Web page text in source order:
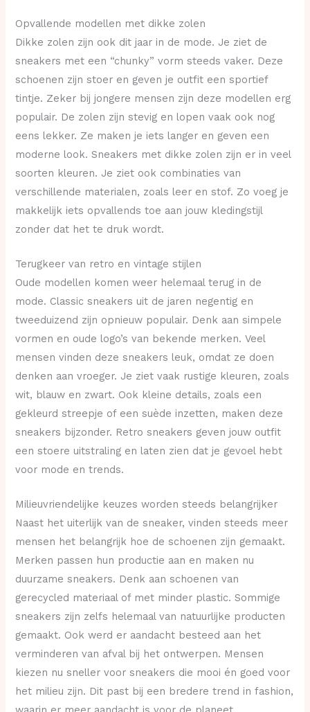
Opvallende modellen met dikke zolen
Dikke zolen zijn ook dit jaar in de mode. Je ziet de
sneakers met een “chunky” vorm steeds vaker. Deze
schoenen zijn stoer en geven je outfit een sportief
tintje. Zeker bij jongere mensen zijn deze modellen erg
populair. De zolen zijn stevig en lopen vaak ook nog
eens lekker. Ze maken je iets langer en geven een
moderne look. Sneakers met dikke zolen zijn er in veel
soorten kleuren. Je ziet ook combinaties van
verschillende materialen, zoals leer en stof. Zo voeg je
makkelijk iets opvallends toe aan jouw kledingstijl
zonder dat het te druk wordt.
Terugkeer van retro en vintage stijlen
Oude modellen komen weer helemaal terug in de
mode. Classic sneakers uit de jaren negentig en
tweeduizend zijn opnieuw populair. Denk aan simpele
vormen en oude logo’s van bekende merken. Veel
mensen vinden deze sneakers leuk, omdat ze doen
denken aan vroeger. Je ziet vaak rustige kleuren, zoals
wit, blauw en zwart. Ook kleine details, zoals een
gekleurd streepje of een suède inzetten, maken deze
sneakers bijzonder. Retro sneakers geven jouw outfit
een stoere uitstraling en laten zien dat je gevoel hebt
voor mode en trends.
Milieuvriendelijke keuzes worden steeds belangrijker
Naast het uiterlijk van de sneaker, vinden steeds meer
mensen het belangrijk hoe de schoenen zijn gemaakt.
Merken passen hun productie aan en maken nu
duurzame sneakers. Denk aan schoenen van
gerecycled materiaal of met minder plastic. Sommige
sneakers zijn zelfs helemaal van natuurlijke producten
gemaakt. Ook werd er aandacht besteed aan het
verminderen van afval bij het ontwerpen. Mensen
kiezen nu sneller voor sneakers die mooi én goed voor
het milieu zijn. Dit past bij een bredere trend in fashion,